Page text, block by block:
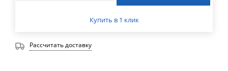
Купить в 1 клик
Рассчитать доставку